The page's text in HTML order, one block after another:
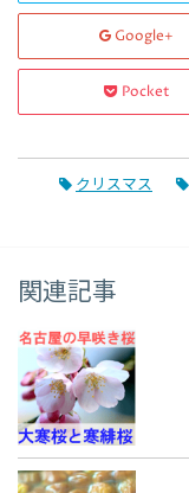
Google+
Pocket
クリスマス
関連記事